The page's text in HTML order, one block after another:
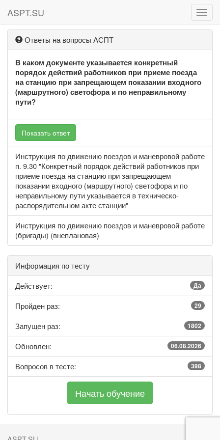
ASPT.SU
Ответы на вопросы АСПТ
В каком документе указывается конкретный
порядок действий работников при приеме поезда
на станцию при запрещающем показании входного
(маршрутного) светофора и по неправильному
пути?
Показать ответ
Инструкция по движению поездов и маневровой работе
п. 9.30 "Конкретный порядок действий работников при
приеме поезда на станцию при запрещающем
показании входного (маршрутного) светофора и по
неправильному пути указывается в техническо-
распорядительном акте станции"
Инструкция по движению поездов и маневровой работе
(бригады) (внеплановая)
Информация по тесту
Действует:
Да
Пройден раз: 29
Запущен раз: 1802
Обновлен: 06.08.2026
Вопросов в тесте: 398